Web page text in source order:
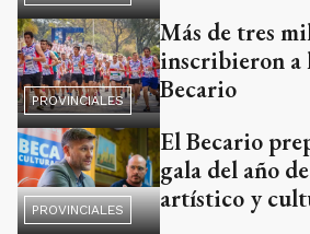
PROVINCIALES
Más de tres
inscribieron a
Becario
PROVINCIALES
El Becario
gala del año
artístico y